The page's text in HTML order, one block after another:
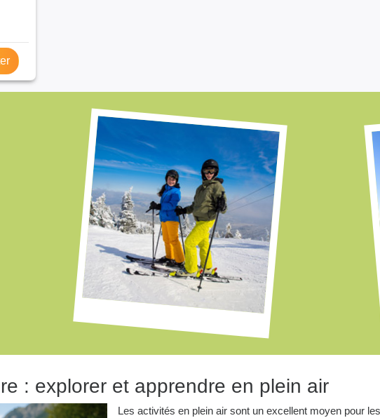
: explorer et apprendre en plein air
Les activités en plein air sont un excellent moyen pour